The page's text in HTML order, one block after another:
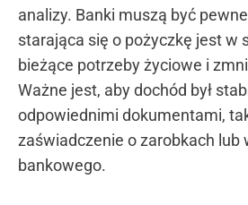
analizy. Banki muszą być
starająca się o pożyczkę jest w
bieżące potrzeby życiowe i
Ważne jest, aby dochód był
odpowiednimi dokumentami,
zaświadczenie o zarobkach lub
bankowego.